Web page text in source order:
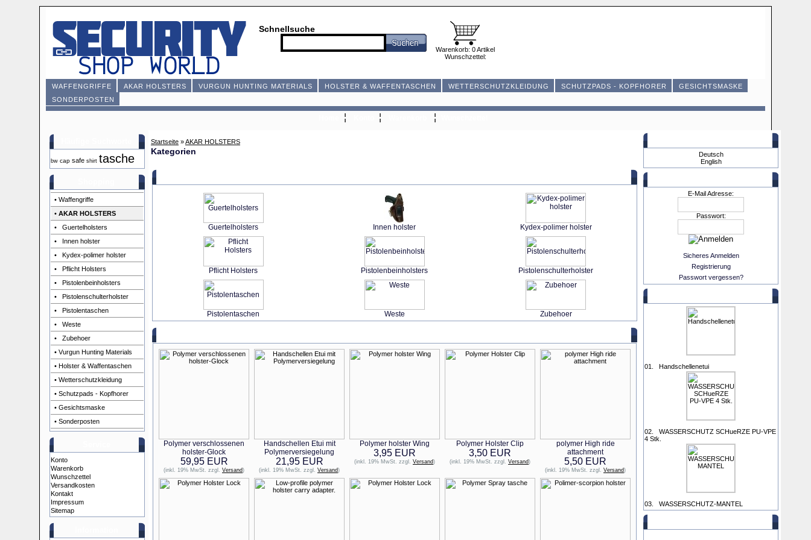
Schnellsuche
Warenkorb: 0 Artikel
Wunschzettel:
WAFFENGRIFFE AKAR HOLSTERS VURGUN HUNTING MATERIALS HOLSTER & WAFFENTASCHEN WETTERSCHUTZKLEIDUNG SCHUTZPADS - KOPFHORER
GESICHTSMASKE
SONDERPOSTEN
¦ ¦ ¦
bw cap safe shirt tasche
• Waffengriffe
• AKAR HOLSTERS
• Guertelholsters
• Innen holster
• Kydex-polimer holster
• Pflicht Holsters
• Pistolenbeinholsters
• Pistolenschulterholster
• Pistolentaschen
• Weste
• Zubehoer
• Vurgun Hunting Materials
• Holster & Waffentaschen
• Wetterschutzkleidung
• Schutzpads - Kopfhorer
• Gesichtsmaske
• Sonderposten
Konto
Warenkorb
Wunschzettel
Versandkosten
Kontakt
Impressum
Sitemap
Startseite »AKAR HOLSTERS
Kategorien
Guertelholsters Innen holster Kydex-polimer holster
Pflicht Holsters Pistolenbeinholsters Pistolenschulterholster
Pistolentaschen Weste Zubehoer
Polymer verschlossenen
holster-Glock
59,95 EUR
(inkl. 19% MwSt. zzgl. Versand)
Handschellen Etui mit
Polymerversiegelung
21,95 EUR
(inkl. 19% MwSt. zzgl. Versand)
Polymer holster Wing
3,95 EUR
(inkl. 19% MwSt. zzgl. Versand)
Polymer Holster Clip
3,50 EUR
(inkl. 19% MwSt. zzgl. Versand)
polymer High ride
attachment
5,50 EUR
(inkl. 19% MwSt. zzgl. Versand)
Deutsch
English
E-Mail Adresse:
Passwort:
Sicheres Anmelden
Registrierung
Passwort vergessen?
01. Handschellenetui
02. WASSERSCHUTZ SCHueRZE PU-VPE
4 Stk.
03. WASSERSCHUTZ-MANTEL